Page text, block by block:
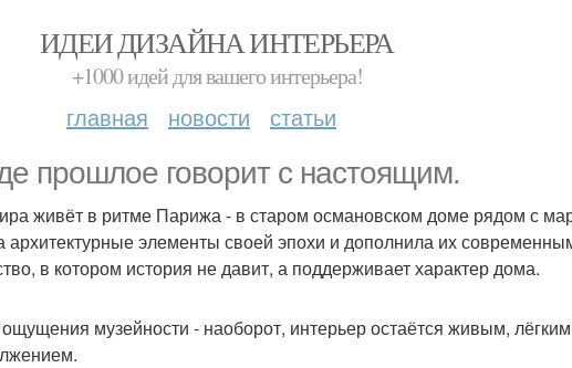
ИДЕИ ДИЗАЙНА ИНТЕРЬЕРА
+1000 идей для вашего интерьера!
главная новости статьи
прошлое говорит с настоящим.
живёт в ритме Парижа - в старом османовском доме рядом с
архитектурные элементы своей эпохи и дополнила их
в котором история не давит, а поддерживает характер дома.
музейности - наоборот, интерьер остаётся живым,